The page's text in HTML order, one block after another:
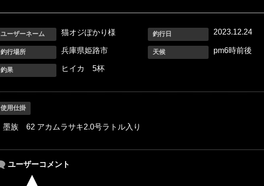
ユーザーネーム 猫オジぽかり様 釣行日 2023.12.24
釣行場所 兵庫県姫路市 天候 pm6時前後
釣果 ヒイカ 5杯
使用仕掛
墨族 62 アカムラサキ2.0号ラトル入り
ユーザーコメント